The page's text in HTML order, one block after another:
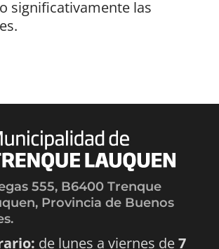
significativamente las
555, B6400 Trenque
Provincia de Buenos
de lunes a viernes de7